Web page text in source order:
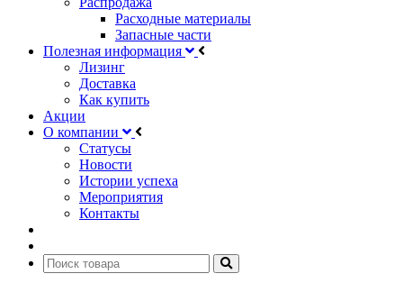
Расходные материалы
Запасные части
Полезная информация
Лизинг
Доставка
Как купить
Акции
О компании
Статусы
Новости
Истории успеха
Мероприятия
Контакты